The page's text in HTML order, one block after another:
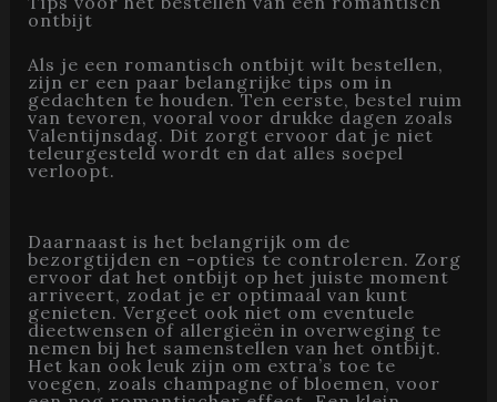
ontbijt
Als je een romantisch ontbijt wilt bestellen,
zijn er een paar belangrijke tips om in
gedachten te houden. Ten eerste, bestel ruim
van tevoren, vooral voor drukke dagen zoals
Valentijnsdag. Dit zorgt ervoor dat je niet
teleurgesteld wordt en dat alles soepel
verloopt.
Daarnaast is het belangrijk om de
bezorgtijden en -opties te controleren. Zorg
ervoor dat het ontbijt op het juiste moment
arriveert, zodat je er optimaal van kunt
genieten. Vergeet ook niet om eventuele
dieetwensen of allergieën in overweging te
nemen bij het samenstellen van het ontbijt.
Het kan ook leuk zijn om extra’s toe te
voegen, zoals champagne of bloemen, voor